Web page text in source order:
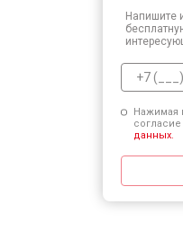
Напишите
Нажимая
данных.